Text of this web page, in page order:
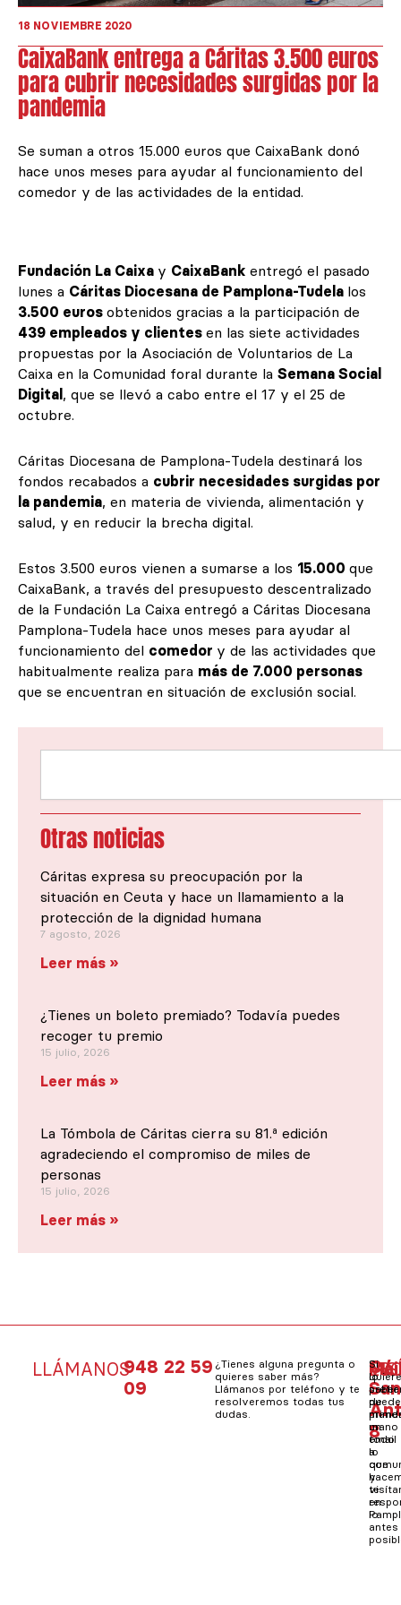
18 NOVIEMBRE 2020
CaixaBank entrega a Cáritas 3.500 euros
para cubrir necesidades surgidas por la
pandemia
Se suman a otros 15.000 euros que CaixaBank donó
hace unos meses para ayudar al funcionamiento del
comedor y de las actividades de la entidad.
Fundación La Caixa y CaixaBank entregó el pasado
lunes a Cáritas Diocesana de Pamplona-Tudela los
3.500 euros obtenidos gracias a la participación de
439 empleados y clientes en las siete actividades
propuestas por la Asociación de Voluntarios de La
Caixa en la Comunidad foral durante la Semana Social
Digital , que se llevó a cabo entre el 17 y el 25 de
octubre.
Cáritas Diocesana de Pamplona-Tudela destinará los
fondos recabados a cubrir necesidades surgidas por
la pandemia, en materia de vivienda, alimentación y
salud, y en reducir la brecha digital.
Estos 3.500 euros vienen a sumarse a los 15.000 que
CaixaBank, a través del presupuesto descentralizado
de la Fundación La Caixa entregó a Cáritas Diocesana
Pamplona-Tudela hace unos meses para ayudar al
funcionamiento del comedor y de las actividades que
habitualmente realiza para más de 7.000 personas
que se encuentran en situación de exclusión social.
Otras noticias
Cáritas expresa su preocupación por la
situación en Ceuta y hace un llamamiento a la
protección de la dignidad humana
7 agosto, 2026
Leer más »
¿Tienes un boleto premiado? Todavía puedes
recoger tu premio
15 julio, 2026
Leer más »
La Tómbola de Cáritas cierra su 81.ª edición
agradeciendo el compromiso de miles de
personas
15 julio, 2026
Leer más »
LLÁMANOS948 22 59
09
¿Tienes alguna pregunta o
quieres saber más?
Llámanos por teléfono y te
resolveremos todas tus
dudas.
C/
San
8
Si
saber
de
mano
todo
lo
que
en
Si
lo
un
email
a
y
te
lo
antes